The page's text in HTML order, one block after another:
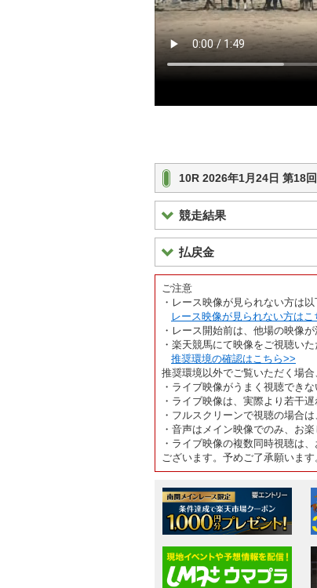
10R 2026年1月24日 第18
競走結果
払戻金
ご注意
・レース映像が見られない方は
レース映像が見られない方はこ
・レース開始前は、他場の映像
・楽天競馬にて映像をご視聴い
推奨環境の確認はこちら>>
推奨環境以外でご覧いただく場
・ライブ映像がうまく視聴でき
・ライブ映像は、実際より若干遅
・フルスクリーンで視聴の場合
・音声はメイン映像でのみ、お楽
・ライブ映像の複数同時視聴は
ございます。予めご了承願います